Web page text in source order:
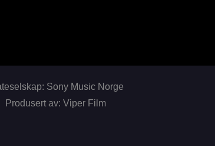
Sony Music Norge
Produsert av: Viper Film